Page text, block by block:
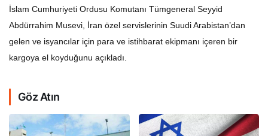
İslam Cumhuriyeti Ordusu Komutanı Tümgeneral Seyyid
Abdürrahim Musevi, İran özel servislerinin Suudi Arabistan’dan
gelen ve isyancılar için para ve istihbarat ekipmanı içeren bir
kargoya el koyduğunu açıkladı.
Göz Atın